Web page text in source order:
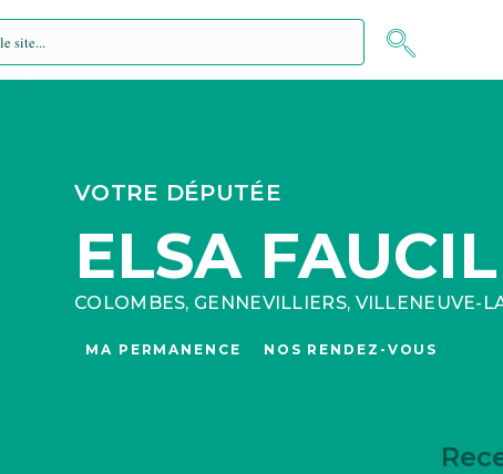
VOTRE DÉPUTÉE
ELSA
COLOMBES, GENNEVILLIERS, VILLENEUVE-
MA PERMANENCE NOS RENDEZ-VOUS